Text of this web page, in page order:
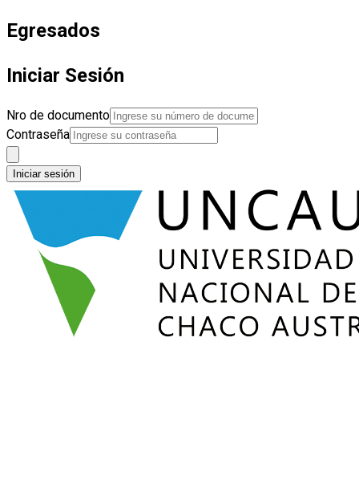
Egresados
Iniciar Sesión
Nro de documento
Contraseña
Iniciar sesión